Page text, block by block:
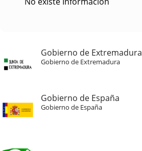
Gobierno de Extremadura
Gobierno de Extremadura
Gobierno de España
Gobierno de España